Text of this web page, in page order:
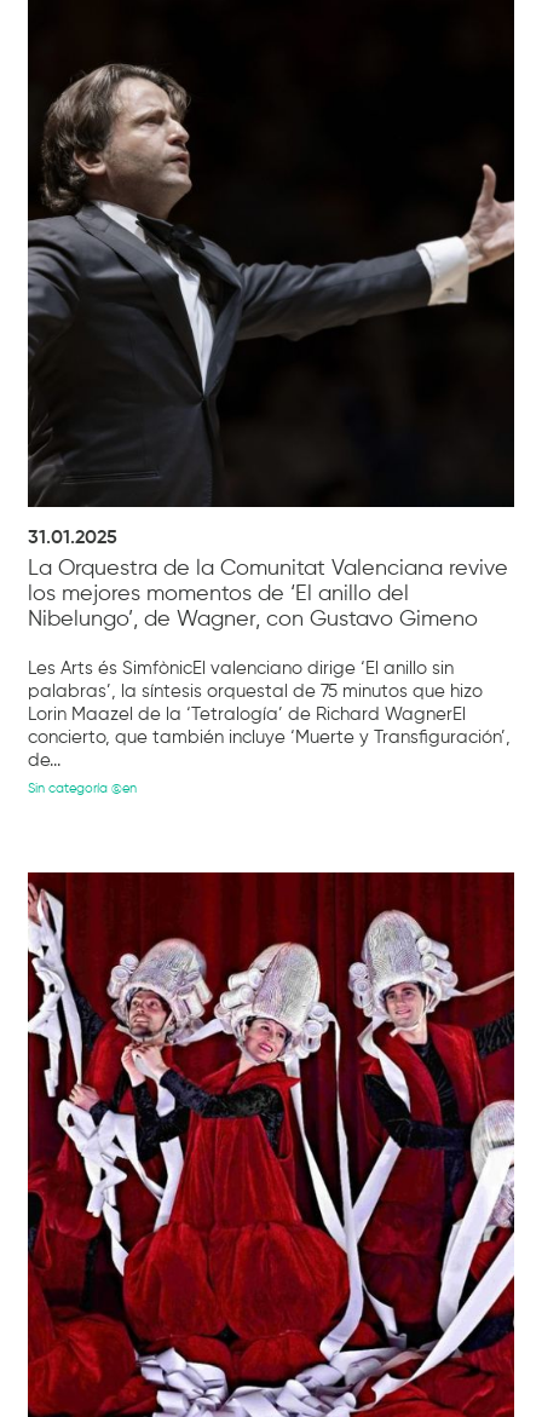
31.01.2025
La Orquestra de la Comunitat Valenciana revive
los mejores momentos de ‘El anillo del
Nibelungo’, de Wagner, con Gustavo Gimeno
Les Arts és SimfònicEl valenciano dirige ‘El anillo sin
palabras’, la síntesis orquestal de 75 minutos que hizo
Lorin Maazel de la ‘Tetralogía’ de Richard WagnerEl
concierto, que también incluye ‘Muerte y Transfiguración’,
de...
Sin categoría @en